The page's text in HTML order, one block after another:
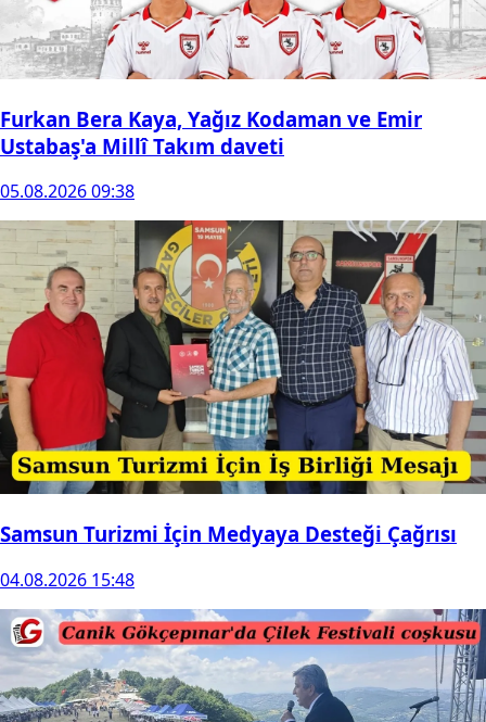
Furkan Bera Kaya, Yağız Kodaman ve Emir
Ustabaş'a Millî Takım daveti
05.08.2026 09:38
Samsun Turizmi İçin Medyaya Desteği Çağrısı
04.08.2026 15:48